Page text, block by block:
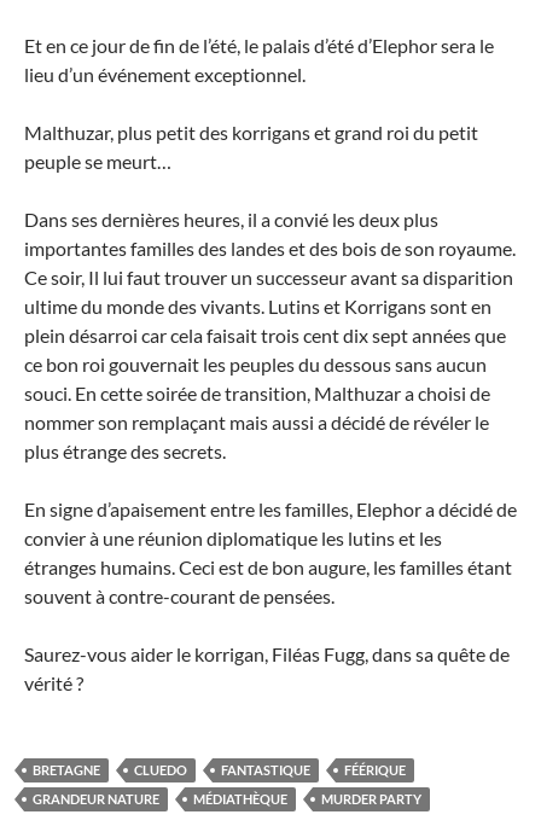
Et en ce jour de fin de l’été, le palais d’été d’Elephor sera le
lieu d’un événement exceptionnel.
Malthuzar, plus petit des korrigans et grand roi du petit
peuple se meurt…
Dans ses dernières heures, il a convié les deux plus
importantes familles des landes et des bois de son royaume.
Ce soir, Il lui faut trouver un successeur avant sa disparition
ultime du monde des vivants. Lutins et Korrigans sont en
plein désarroi car cela faisait trois cent dix sept années que
ce bon roi gouvernait les peuples du dessous sans aucun
souci. En cette soirée de transition, Malthuzar a choisi de
nommer son remplaçant mais aussi a décidé de révéler le
plus étrange des secrets.
En signe d’apaisement entre les familles, Elephor a décidé de
convier à une réunion diplomatique les lutins et les
étranges humains. Ceci est de bon augure, les familles étant
souvent à contre-courant de pensées.
Saurez-vous aider le korrigan, Filéas Fugg, dans sa quête de
vérité ?
BRETAGNE CLUEDO FANTASTIQUE
FÉÉRIQUE
GRANDEUR NATURE
MÉDIATHÈQUE MURDER PARTY